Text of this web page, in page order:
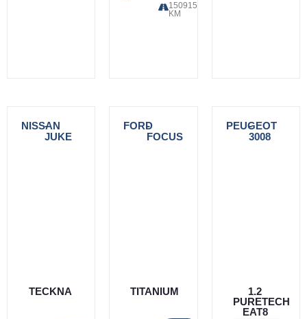
150915
KM
NISSAN
-
JUKE
TECKNA
FORD
-
FOCUS
TITANIUM
PEUGEOT
-
3008
1.2
PURETECH
EAT8